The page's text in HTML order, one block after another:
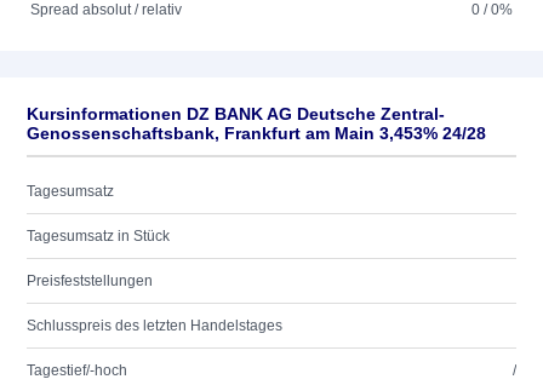
Spread absolut / relativ
0 / 0%
Kursinformationen DZ BANK AG Deutsche Zentral-
Genossenschaftsbank, Frankfurt am Main 3,453% 24/28
Tagesumsatz
Tagesumsatz in Stück
Preisfeststellungen
Schlusspreis des letzten Handelstages
Tagestief/-hoch /